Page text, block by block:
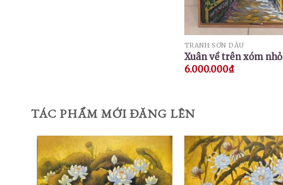
TRANH SƠN DẦU
Xuân về trên xóm nhỏ
6.000.000₫
TÁC PHẨM MỚI ĐĂNG LÊN